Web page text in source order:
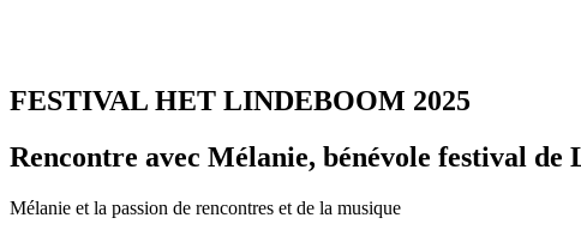
FESTIVAL HET LINDEBOOM 2025
Rencontre avec Mélanie, bénévole festival de
Mélanie et la passion de rencontres et de la musique